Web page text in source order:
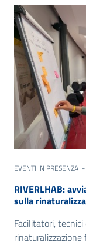
EVENTI IN PRESENZA
RIVERLHAB:
sulla
Facilitatori,